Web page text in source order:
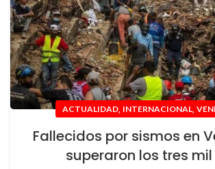
ACTUALIDAD, INTERNACIONAL,
Fallecidos por sismos en
superaron los tres